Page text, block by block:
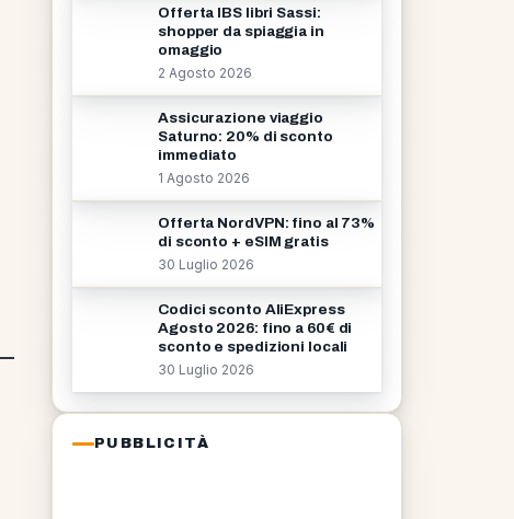
Offerta IBS libri Sassi:
shopper da spiaggia in
omaggio
2 Agosto 2026
Assicurazione viaggio
Saturno: 20% di sconto
immediato
1 Agosto 2026
Offerta NordVPN: fino al 73%
di sconto + eSIM gratis
30 Luglio 2026
Codici sconto AliExpress
Agosto 2026: fino a 60€ di
sconto e spedizioni locali
30 Luglio 2026
PUBBLICITÀ